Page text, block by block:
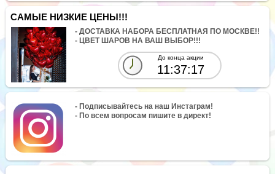
САМЫЕ НИЗКИЕ ЦЕНЫ!!!
- ДОСТАВКА НАБОРА БЕСПЛАТНАЯ ПО МОСКВЕ!!
- ЦВЕТ ШАРОВ НА ВАШ ВЫБОР!!!
До конца акции
11:37:17
- Подписывайтесь на наш Инстаграм!
- По всем вопросам пишите в директ!